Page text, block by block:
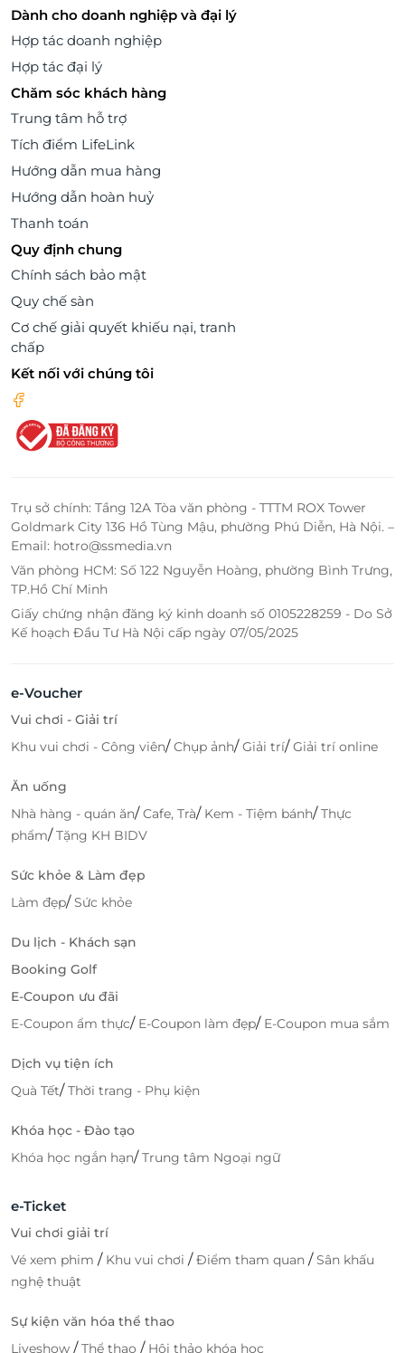
Dành cho doanh nghiệp và đại lý
Hợp tác doanh nghiệp
Hợp tác đại lý
Chăm sóc khách hàng
Trung tâm hỗ trợ
Tích điểm LifeLink
Hướng dẫn mua hàng
Hướng dẫn hoàn huỷ
Thanh toán
Quy định chung
Chính sách bảo mật
Quy chế sàn
Cơ chế giải quyết khiếu nại, tranh
chấp
Kết nối với chúng tôi
Trụ sở chính: Tầng 12A Tòa văn phòng - TTTM ROX Tower
Goldmark City 136 Hồ Tùng Mậu, phường Phú Diễn, Hà Nội. –
Email: hotro@ssmedia.vn
Văn phòng HCM: Số 122 Nguyễn Hoàng, phường Bình Trưng,
TP.Hồ Chí Minh
Giấy chứng nhận đăng ký kinh doanh số 0105228259 - Do Sở
Kế hoạch Đầu Tư Hà Nội cấp ngày 07/05/2025
e-Voucher
Vui chơi - Giải trí
Khu vui chơi - Công viên/Chụp ảnh/Giải trí/Giải trí online
Ăn uống
Nhà hàng - quán ăn/Cafe, Trà/ Kem - Tiệm bánh/Thực
phẩm/Tặng KH BIDV
Sức khỏe & Làm đẹp
Làm đẹp/Sức khỏe
Du lịch - Khách sạn
Booking Golf
E-Coupon ưu đãi
E-Coupon ẩm thực/ E-Coupon làm đẹp/ E-Coupon mua sắm
Dịch vụ tiện ích
Quà Tết/Thời trang - Phụ kiện
Khóa học - Đào tạo
Khóa học ngắn hạn/Trung tâm Ngoại ngữ
e-Ticket
Vui chơi giải trí
Vé xem phim / Khu vui chơi /Điểm tham quan /Sân khấu
nghệ thuật
Sự kiện văn hóa thể thao
Liveshow /Thể thao / Hội thảo khóa học